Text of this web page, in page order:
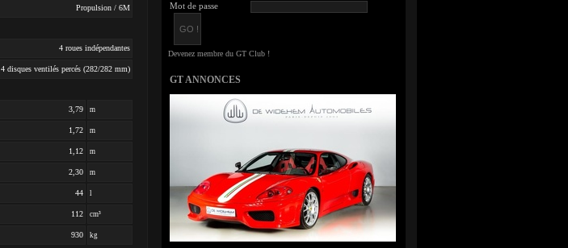
Propulsion / 6M
4 roues indépendantes
4 disques ventilés percés (282/282 mm)
3,79 m
1,72 m
1,12 m
2,30 m
44 l
112 cm³
930 kg
Mot de passe
GT ANNONCES